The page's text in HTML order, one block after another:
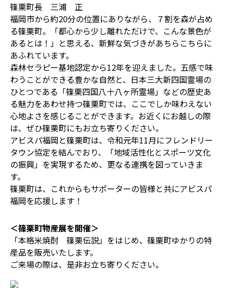
篠栗町長 三浦 正
福岡市から約20分の位置にありながら、７割を森が占め
る篠栗町。「都心から少し離れただけで、こんな景色が
あるとは！」と思える、新鮮な気づきがあちらこちらに
あふれています。
森林セラピー基地認定から12年を迎えました。五感で味
わうことができる豊かな自然と、日本三大新四国霊場の
ひとつである「篠栗四国八十八ヶ所霊場」などの歴史あ
る魅力をあわせ持つ篠栗町では、ここでしか味わえない
心地よさを感じることができます。お近くにお越しの際
は、ぜひ篠栗町にもお立ち寄りください。
アビスパ福岡と篠栗町は、令和元年11月にフレンドリー
タウン協定を結んでおり、「地域活性化とスポーツ文化
の振興」を実現するため、更なる連携を図っていきま
す。
篠栗町は、これからもサポーターの皆様と共にアビスパ
福岡を応援します！
＜篠栗町物産展を開催＞
「本格米焼酎 篠栗伝説」をはじめ、篠栗町ゆかりの特
産品を販売いたします。
ご来場の際は、是非お立ち寄りください。